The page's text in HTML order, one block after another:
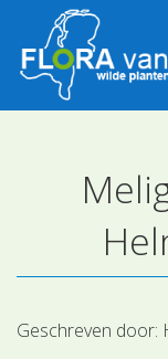
Plantensoorten
Determineren
Geschreven door: